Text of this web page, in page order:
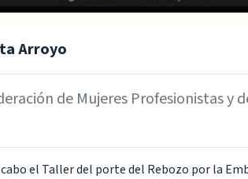
Arroyo
de Mujeres Profesionistas y
el Taller del porte del Rebozo por la